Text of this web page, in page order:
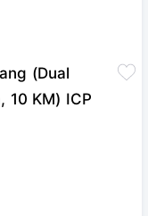
(Dual
10 KM) ICP